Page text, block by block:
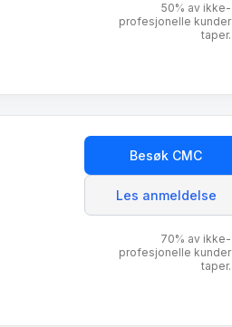
50% av ikke-
profesjonelle kunder
taper.
Besøk CMC
Les anmeldelse
70% av ikke-
profesjonelle kunder
taper.